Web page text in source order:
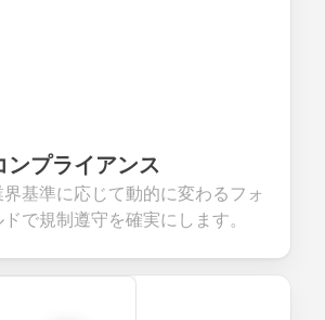
ンプライアンス
基準に応じて動的に変わるフォ
で規制遵守を確実にします。